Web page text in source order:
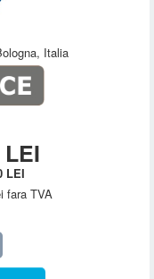
Italia
LEI
LEI
fara TVA